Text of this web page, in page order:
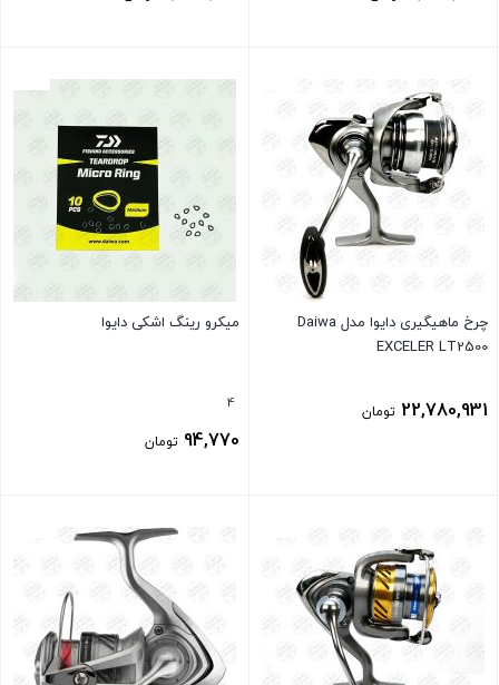
چرخ ماهیگیری دایوا مدل Daiwa
EXCELER LT2500
22,780,931 تومان
میکرو رینگ اشکی دایوا
4
94,770 تومان